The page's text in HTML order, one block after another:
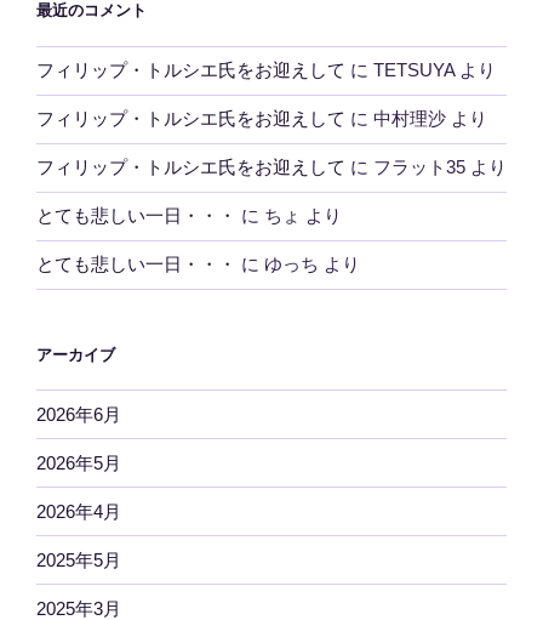
最近のコメント
フィリップ・トルシエ氏をお迎えして に TETSUYAより
フィリップ・トルシエ氏をお迎えして に 中村理沙 より
フィリップ・トルシエ氏をお迎えして に フラット35 より
とても悲しい一日・・・ に ちょ より
とても悲しい一日・・・ に ゆっち より
アーカイブ
2026年6月
2026年5月
2026年4月
2025年5月
2025年3月